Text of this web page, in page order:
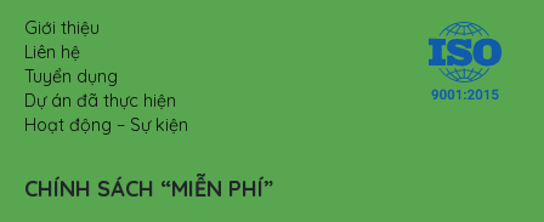
Giới thiệu
Liên hệ
Tuyển dụng
Dự án đã thực hiện
Hoạt động – Sự kiện
CHÍNH SÁCH “MIỄN PHÍ”